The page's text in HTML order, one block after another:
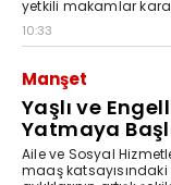
yetkili makamlar
10:33
Manşet
Yaşlı ve
Yatmaya
Aile ve Sosyal
maaş